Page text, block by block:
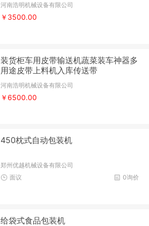
河南浩明机械设备有限公司
￥3500.00
装货柜车用皮带输送机蔬菜装车神器多
用途皮带上料机入库传送带
河南浩明机械设备有限公司
￥6500.00
450枕式自动包装机
郑州优越机械设备有限公司
0询价
面议
给袋式食品包装机